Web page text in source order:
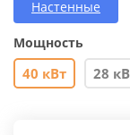
Настенные
Мощность
40 кВт 28